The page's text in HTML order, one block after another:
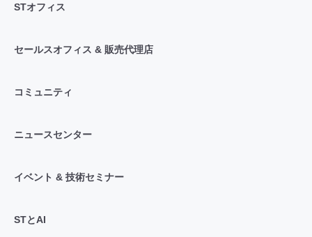
STオフィス
セールスオフィス & 販売代理店
コミュニティ
ニュースセンター
イベント & 技術セミナー
STとAI